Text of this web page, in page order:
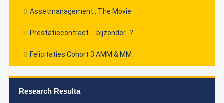
Assetmanagement : The Movie
Prestatiecontract…. bijzonder…?
Felicitaties Cohort 3 AMM & MM
Research Resulta